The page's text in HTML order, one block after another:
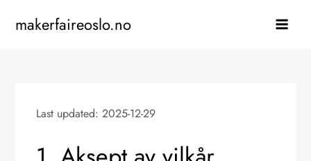
makerfaireoslo.no
Last updated: 2025-12-29